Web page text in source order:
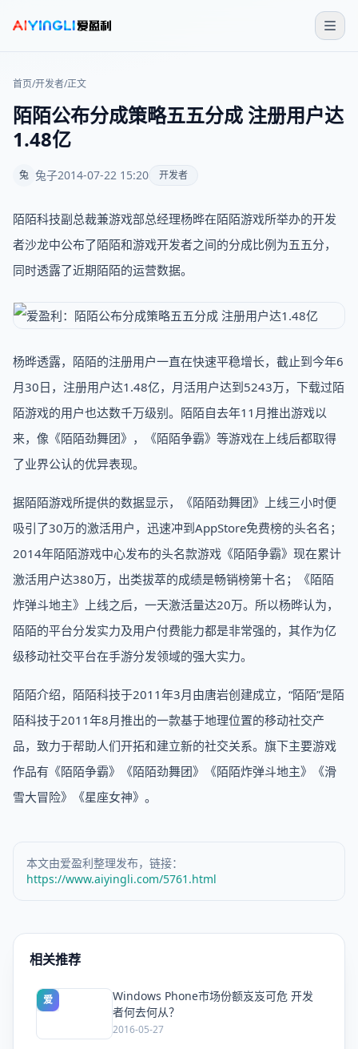
首页/开发者/正文
陌陌公布分成策略五五分成 注册用户达
1.48亿
兔 兔子2014-07-22 15:20 开发者
陌陌科技副总裁兼游戏部总经理杨晔在陌陌游戏所举办的开发
者沙龙中公布了陌陌和游戏开发者之间的分成比例为五五分，
同时透露了近期陌陌的运营数据。
杨晔透露，陌陌的注册用户一直在快速平稳增长，截止到今年6
月30日，注册用户达1.48亿，月活用户达到5243万，下载过陌
陌游戏的用户也达数千万级别。陌陌自去年11月推出游戏以
来，像《陌陌劲舞团》，《陌陌争霸》等游戏在上线后都取得
了业界公认的优异表现。
据陌陌游戏所提供的数据显示，《陌陌劲舞团》上线三小时便
吸引了30万的激活用户，迅速冲到AppStore免费榜的头名名；
2014年陌陌游戏中心发布的头名款游戏《陌陌争霸》现在累计
激活用户达380万，出类拔萃的成绩是畅销榜第十名；《陌陌
炸弹斗地主》上线之后，一天激活量达20万。所以杨晔认为，
陌陌的平台分发实力及用户付费能力都是非常强的，其作为亿
级移动社交平台在手游分发领域的强大实力。
陌陌介绍，陌陌科技于2011年3月由唐岩创建成立，“陌陌”是陌
陌科技于2011年8月推出的一款基于地理位置的移动社交产
品，致力于帮助人们开拓和建立新的社交关系。旗下主要游戏
作品有《陌陌争霸》《陌陌劲舞团》《陌陌炸弹斗地主》《滑
雪大冒险》《星座女神》。
本文由爱盈利整理发布，链接：
https://www.aiyingli.com/5761.html
相关推荐
爱
Windows Phone市场份额岌岌可危 开发
者何去何从？
2016-05-27